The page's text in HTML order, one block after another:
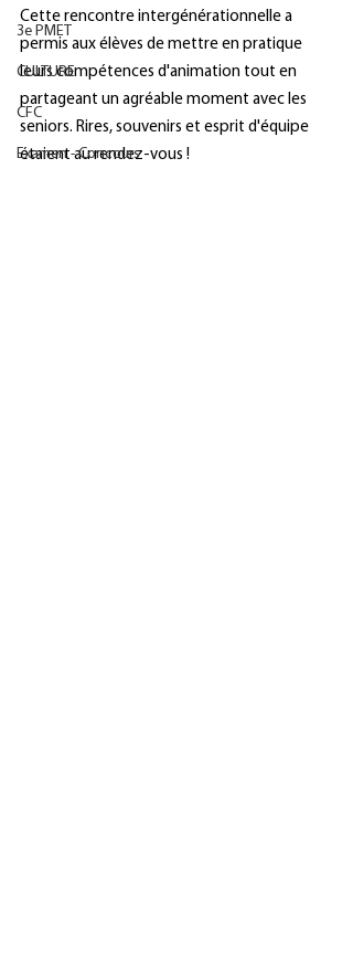
3e PMET
CULTURE
CFC
Examen - Concours
Cette rencontre intergénérationnelle a
permis aux élèves de mettre en pratique
leurs compétences d'animation tout en
partageant un agréable moment avec les
seniors. Rires, souvenirs et esprit d'équipe
étaient au rendez-vous !